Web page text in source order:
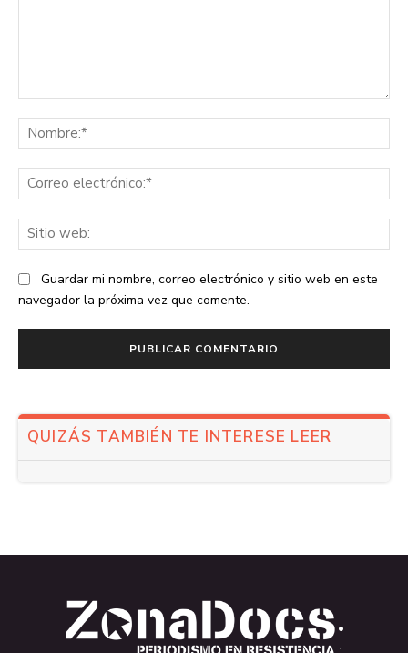
Guardar mi nombre, correo electrónico y sitio web en este
navegador la próxima vez que comente.
QUIZÁS TAMBIÉN TE INTERESE LEER
.
.